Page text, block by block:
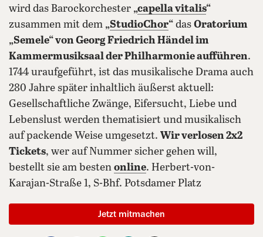
wird das Barockorchester „capella vitalis“
zusammen mit dem „StudioChor“ das Oratorium
„Semele“ von Georg Friedrich Händel im
Kammermusiksaal der Philharmonie aufführen.
1744 uraufgeführt, ist das musikalische Drama auch
280 Jahre später inhaltlich äußerst aktuell:
Gesellschaftliche Zwänge, Eifersucht, Liebe und
Lebenslust werden thematisiert und musikalisch
auf packende Weise umgesetzt. Wir verlosen 2x2
Tickets, wer auf Nummer sicher gehen will,
bestellt sie am besten online. Herbert-von-
Karajan-Straße 1, S-Bhf. Potsdamer Platz
Jetzt mitmachen